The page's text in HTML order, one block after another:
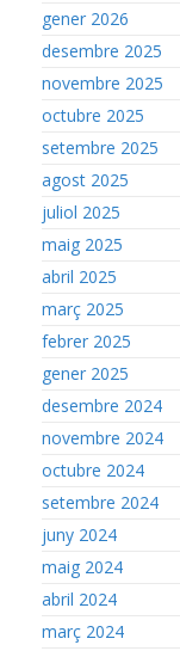
gener 2026
desembre 2025
novembre 2025
octubre 2025
setembre 2025
agost 2025
juliol 2025
maig 2025
abril 2025
març 2025
febrer 2025
gener 2025
desembre 2024
novembre 2024
octubre 2024
setembre 2024
juny 2024
maig 2024
abril 2024
març 2024